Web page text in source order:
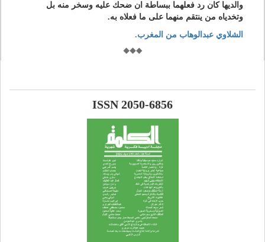
والديها كان رد فعلهما ببساطة ان ضحك عليه وسخر منه بل
وتخدياه من ينتقم منهما على ما فعلاه به.
الشلاوي عبدالوهاب من المغرب.
ISSN 2050-6856